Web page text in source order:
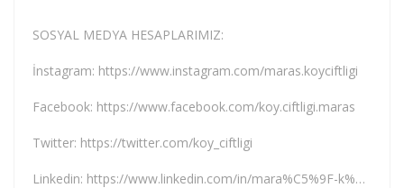
SOSYAL MEDYA HESAPLARIMIZ:
İnstagram: https://www.instagram.com/maras.koyciftligi
Facebook: https://www.facebook.com/koy.ciftligi.maras
Twitter: https://twitter.com/koy_ciftligi
Linkedin: https://www.linkedin.com/in/mara%C5%9F-k%C3%B6y-%C3%A7iftli%C4%9Fi